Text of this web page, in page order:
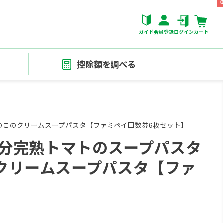
ガイド会員登録ログインカート
控除額を調べる
クリームスープパスタ【ファミペイ回数券6枚セット】
熟トマトのスープパスタ
ームスープパスタ【ファ